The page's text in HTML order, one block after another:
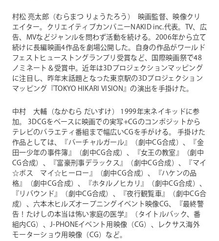
村松 亮太郎（むらまつ りょうたろう）
映画監督、映像クリ
エイター。クリエイティブカンパニーNAKID inc.代表。TV、広
告、MVなどジャンルを問わず活動を続ける。2006年から立て
続けに長編映画4作品を劇場公開した。自身の作品がワールド
フェストヒューストングランプリ受賞など、国際映画祭で48
ノミネート＆受賞中。近年は3Dプロジェクションマッピング
に注目し、昨年末話題となった東京駅の3Dプロジェクション
マッピング『TOKYO HIKARI VISION』の演出を手掛けた。
中村 大輔（なかむら だいすけ）
1999年末ネイキッドに参
加。 3DCGをベースに映画での実写+CGのコンポジットから
テレビのバラエティ番組まで幅広いCGを手がける。 手掛けた
作品としては、『バーチャルガール』（劇中CG合成）、『金
田一少年の事件簿』（劇中CG合成）、『女王の教室』（劇中
CG合成）、『富豪刑事デラックス』（劇中CG合成）、『マイ
☆ボス マイ☆ヒーロー』（劇中CG合成）、『ハケンの品
格』（劇中CG合成）、『ホタルノヒカリ』（劇中CG合成）、
『リバウンド』（劇中CG合成）、『夜行観覧車』（劇中CG合
成）、六本木ヒルズオープニングイベント映像CG、『最終警
告！たけしの本当は怖い家庭の医学』（タイトルバック、番
組内CG）、J-PHONEイベント用映像（CG）、レクサス海外
モーターショウ用映像（CG）など。